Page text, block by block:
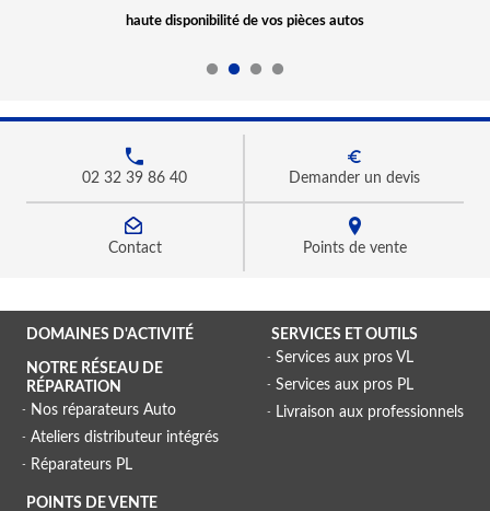
haute disponibilité de vos pièces autos
02 32 39 86 40 Demander un devis
Contact Points de vente
DOMAINES D'ACTIVITÉ
NOTRE RÉSEAU DE
RÉPARATION
Nos réparateurs Auto
Ateliers distributeur intégrés
Réparateurs PL
SERVICES ET OUTILS
Services aux pros VL
Services aux pros PL
Livraison aux professionnels
POINTS DE VENTE